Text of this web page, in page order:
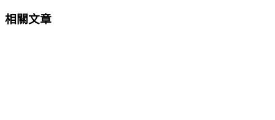
相關文章